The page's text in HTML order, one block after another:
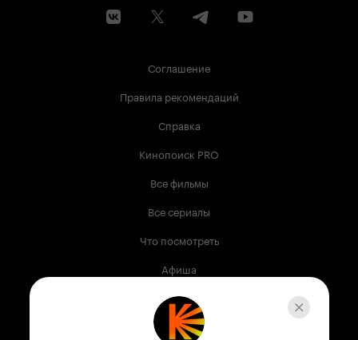
Соглашение
Правила рекомендаций
Справка
Кинопоиск PRO
Все фильмы
Все сериалы
Что посмотреть
Афиша
Музыка
Телепрограмма